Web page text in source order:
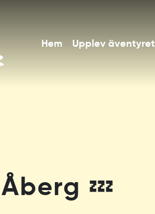
Hem Upplev äventyret
💤